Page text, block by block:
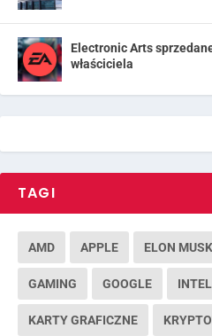
Electronic Arts
właściciela
TAGI
AMD APPLE ELON MUSK
GAMING GOOGLE INTEL
KARTY GRAFICZNE